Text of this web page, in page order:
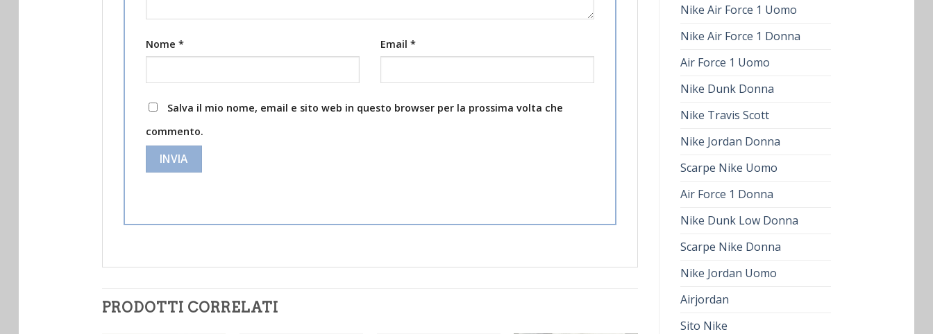
Nike Air Force 1 Uomo
Nike Air Force 1 Donna
Air Force 1 Uomo
Nike Dunk Donna
Nike Travis Scott
Nike Jordan Donna
Scarpe Nike Uomo
Air Force 1 Donna
Nike Dunk Low Donna
Scarpe Nike Donna
Nike Jordan Uomo
Airjordan
Sito Nike
Nome * Email *
Salva il mio nome, email e sito web in questo browser per la prossima volta che
commento.
PRODOTTI CORRELATI